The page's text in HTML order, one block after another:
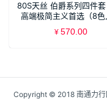
80S天丝 伯爵系列四件
高端极简主义首选（8色
¥ 570.00
Copyright © 2018 南通力行